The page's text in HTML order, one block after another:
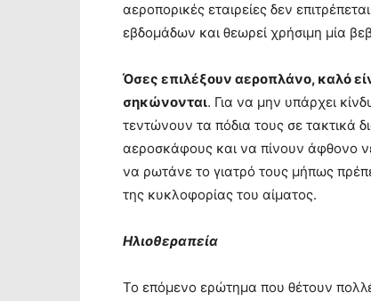
αεροπορικές εταιρείες δεν
εβδομάδων και θεωρεί χρήσιμη μία
Όσες επιλέξουν αεροπλάνο, καλό
σηκώνονται. Για να μην υπάρχει
τεντώνουν τα πόδια τους σε τακτικά
αεροσκάφους και να πίνουν άφθονο
να ρωτάνε το γιατρό τους μήπως
της κυκλοφορίας του αίματος.
Ηλιοθεραπεία
Το επόμενο ερώτημα που θέτουν